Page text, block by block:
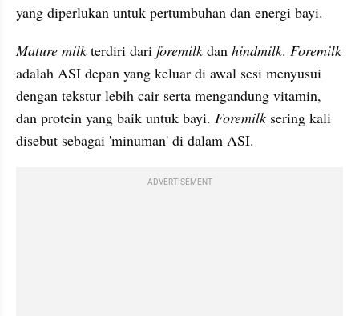
yang diperlukan untuk pertumbuhan dan energi bayi.
Mature milk terdiri dari foremilk dan hindmilk. Foremilk
adalah ASI depan yang keluar di awal sesi menyusui
dengan tekstur lebih cair serta mengandung vitamin,
dan protein yang baik untuk bayi. Foremilk sering kali
disebut sebagai 'minuman' di dalam ASI.
ADVERTISEMENT